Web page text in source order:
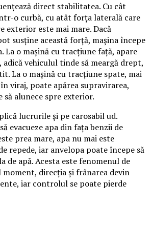
direct stabilitatea. Cu cât
o curbă, cu atât forța laterală care
exterior este mai mare. Dacă
susține această forță, mașina începe
La o mașină cu tracțiune față, apare
vehiculul tinde să meargă drept,
La o mașină cu tracțiune spate, mai
viraj, poate apărea supravirarea,
să alunece spre exterior.
lucrurile și pe carosabil ud.
evacueze apa din fața benzii de
prea mare, apa nu mai este
repede, iar anvelopa poate începe să
de apă. Acesta este fenomenul de
moment, direcția și frânarea devin
iar controlul se poate pierde